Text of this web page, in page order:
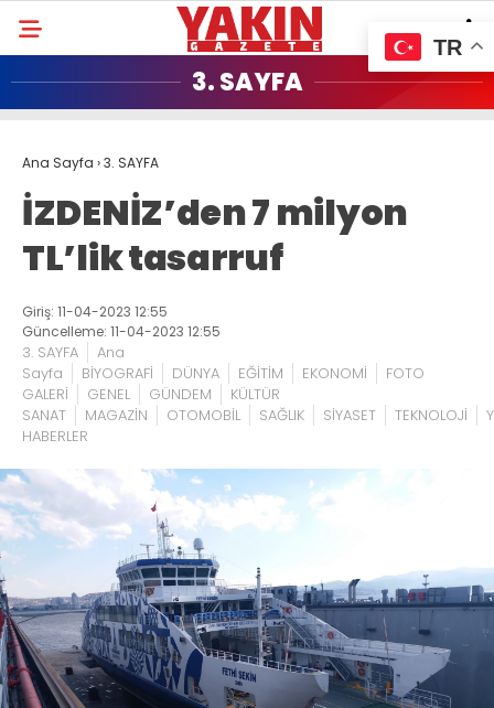
3. SAYFA
Ana Sayfa ›3. SAYFA
İZDENİZ’den 7 milyon
TL’lik tasarruf
Giriş: 11-04-2023 12:55
Güncelleme: 11-04-2023 12:55
3. SAYFA
Ana
Sayfa
BİYOGRAFİ DÜNYA EĞİTİM EKONOMİ
FOTO
GALERİ
GENEL GÜNDEM
KÜLTÜR
SANAT
MAGAZİN OTOMOBİL SAĞLIK SİYASET TEKNOLOJİ
HABERLER
TR